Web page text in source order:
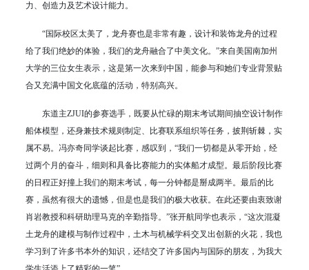
力、创造力及艺术设计能力。
“国际校区太美了，龙舟赛也是非常有趣，设计和装饰龙舟的过程
给了我们绝妙的体验，我们的龙舟融合了中美文化。”来自美国南加州
大学的三位女生表示，这是第一次来到中国，能参与和她们专业背景贴
合又充满中国文化底蕴的活动，特别高兴。
东道主ZJUI的参赛选手，既要从忙碌的期末考试期间抽空设计制作
船体模型，还身兼技术规则制定、比赛联系组织等任务，披荆斩棘，实
属不易。冯亦奇同学谈起比赛，感叹到，“我们一切都是从零开始，经
过两个月的奋斗，细则和具备比赛能力的实体船才成型。最后阶段比赛
的日程正好撞上我们的期末考试，每一分钟都是掰成两半。最后的比
赛，虽然有很大的遗憾，但是也是我们的极大收获。在此还要由衷致谢
肖岩教授和科研助理马克的辛勤指导。”张开航同学也表示，“这次混凝
土龙舟的建模与制作过程中，土木与机械学科交叉出创新的火花，我也
学习到了许多书本外的知识，还结交了许多国内与国际的朋友，为我大